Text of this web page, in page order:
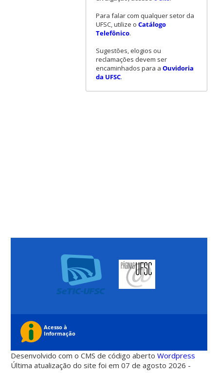
Para falar com qualquer setor da
UFSC, utilize o Catálogo
Telefônico.
Sugestões, elogios ou
reclamações devem ser
encaminhados para a Ouvidoria
da UFSC.
Desenvolvido com o CMS de código abertoWordpress
Última atualização do site foi em 07 de agosto 2026 -